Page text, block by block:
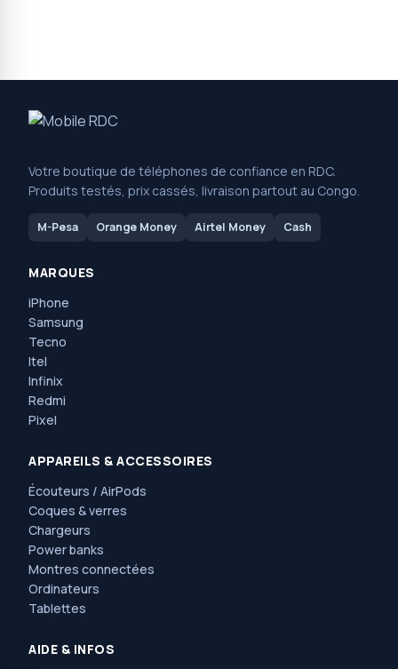
Votre boutique de téléphones de confiance en RDC.
Produits testés, prix cassés, livraison partout au Congo.
M-Pesa Orange Money Airtel Money Cash
MARQUES
iPhone
Samsung
Tecno
Itel
Infinix
Redmi
Pixel
APPAREILS & ACCESSOIRES
Écouteurs / AirPods
Coques & verres
Chargeurs
Power banks
Montres connectées
Ordinateurs
Tablettes
AIDE & INFOS